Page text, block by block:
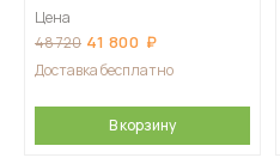
Цена
48 720 41 800
Доставка бесплатно
В корзину